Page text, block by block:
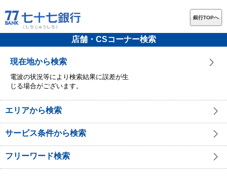
銀行TOPへ
店舗・CSコーナー検索
現在地から検索
電波の状況等により検索結果に誤差が生
じる場合がございます。
エリアから検索
サービス条件から検索
フリーワード検索